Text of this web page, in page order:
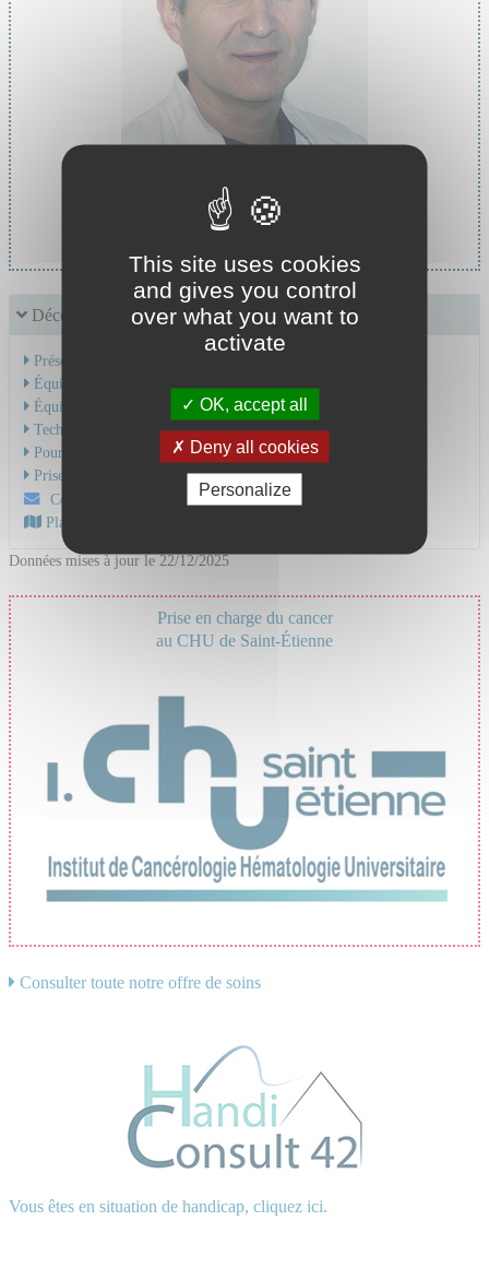
Chef de service :
Pr CROISILLE Pierre
Découvrir le service
Présentation de l'activité
Équipe Médicale
Équipe Soignante
Technique et soins
Pour une consultation
Prise en charge du cancer
Contactez-nous par mail
Plan d'accès au CHU
Données mises à jour le 22/12/2025
Prise en charge du cancer
au CHU de Saint-Étienne
Consulter toute notre offre de soins
Vous êtes en situation de handicap, cliquez ici.
This site uses cookies
and gives you control
over what you want to
activate
OK, accept all
Deny all cookies
Personalize